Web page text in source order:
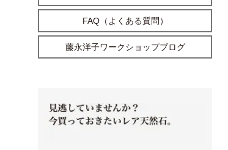
FAQ（よくある質問）
藤永洋子ワークショップブログ